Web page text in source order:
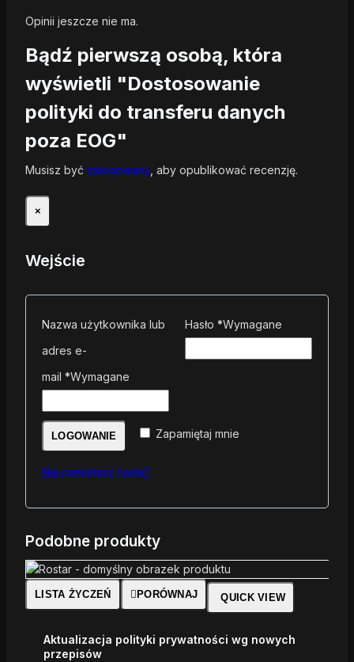
Opinii jeszcze nie ma.
Bądź pierwszą osobą, która
wyświetli "Dostosowanie
polityki do transferu danych
poza EOG"
Musisz być zalogowany, aby opublikować recenzję.
×
Wejście
Nazwa użytkownika lub
adres e-
mail *Wymagane
Hasło *Wymagane
Zapamiętaj mnie
LOGOWANIE
Nie pamiętasz hasła?
Podobne produkty
LISTA ŻYCZEŃ PORÓWNAJ QUICK VIEW
Aktualizacja polityki prywatności wg nowych
przepisów